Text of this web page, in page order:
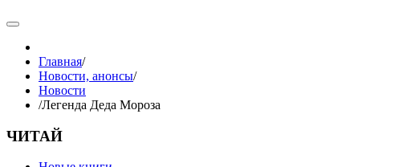
Главная/
Новости, анонсы/
Новости
/Легенда Деда Мороза
ЧИТАЙ